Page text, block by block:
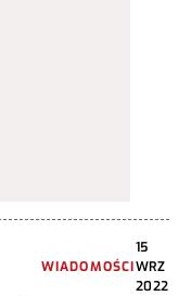
WIADOMOŚCI
15
WRZ
2022